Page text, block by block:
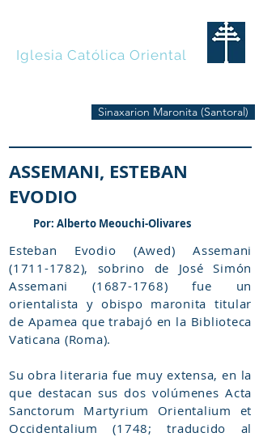
Iglesia Católica Oriental
Sinaxarion Maronita (Santoral)
ASSEMANI, ESTEBAN
EVODIO
Por: Alberto Meouchi-Olivares
Esteban Evodio (Awed) Assemani
(1711-1782), sobrino de José Simón
Assemani (1687-1768) fue un
orientalista y obispo maronita titular
de Apamea que trabajó en la Biblioteca
Vaticana (Roma).
Su obra literaria fue muy extensa, en la
que destacan sus dos volúmenes Acta
Sanctorum Martyrium Orientalium et
Occidentalium (1748; traducido al